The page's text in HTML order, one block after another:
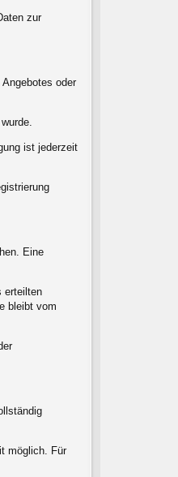
zur
oder
ist jederzeit
Eine
erteilten
bleibt vom
möglich. Für